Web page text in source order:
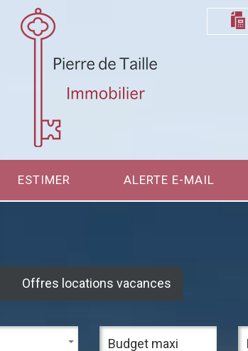
ESTIMER ALERTE E-MAIL
Offres locations vacances